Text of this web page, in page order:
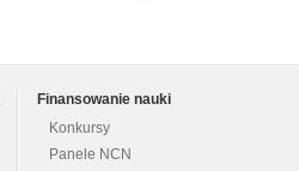
Finansowanie nauki
Konkursy
Panele NCN